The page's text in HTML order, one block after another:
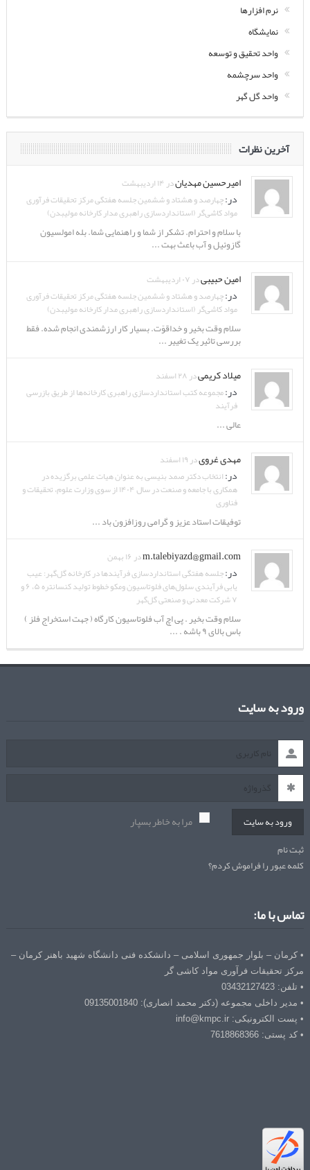
نرم افزارها
نمایشگاه
واحد تحقیق و توسعه
واحد سرچشمه
واحد گل گهر
آخرین نظرات
امیرحسین مهدیاندر ۱۴ اردیبهشت
در:چهارصد و هشتاد و ششمین جلسه هفتگی مرکز تحقیقات فرآوری
مواد کاشی‌گر (استانداردسازی راهبری مدار کارخانه مولیبدن)
با سلام و احترام. تشکر از شما و راهنمایی شما. بله امولسیون
گازوئیل و آب باعث بهت ...
امین حبیبیدر ۰۷ اردیبهشت
در:چهارصد و هشتاد و ششمین جلسه هفتگی مرکز تحقیقات فرآوری
مواد کاشی‌گر (استانداردسازی راهبری مدار کارخانه مولیبدن)
سلام وقت بخیر و خداقوّت. بسیار کار ارزشمندی انجام شده. فقط
بررسی تاثیر یک تغییر ...
میلاد کریمیدر ۲۸ اسفند
در:مجموعه کتب استانداردسازی راهبری کارخانه‌ها از طریق بازرسی
فرآیند
عالی ...
مهدی غرویدر ۱۹ اسفند
در:انتخاب دکتر صمد بنیسی به عنوان هیات علمی برگزیده در
همکاری با جامعه و صنعت در سال ۱۴۰۴ از سوی وزارت علوم، تحقیقات و
فناوری
توفیقات استاد عزیز و گرامی روزافزون باد ...
m.talebiyazd@gmail.comدر ۱۶ بهمن
در:جلسه هفتگی استانداردسازی فرآیندها در کارخانه گل‌گهر: عیب
یابی فرآیندی سلول‌های فلوتاسیون ومکو خطوط تولید کنسانتره ۵، ۶ و
۷ شرکت معدنی و صنعتی گل‌گهر
سلام وقت بخیر . پی اچ آب فلوتاسیون کارگاه ( جهت استخراج فلز )
باس بالای ۹ باشه . ...
ورود به سایت
ورود به سایت مرا به خاطر بسپار
ثبت نام
کلمه عبور را فراموش کردم؟
تماس با ما:
• کرمان – بلوار جمهوری اسلامی – دانشکده فنی دانشگاه شهید باهنر کرمان –
مرکز تحقیقات فرآوری مواد کاشی گر
• تلفن: 03432127423
• مدیر داخلی مجموعه (دکتر محمد انصاری): 09135001840
• پست الکترونیکی: info@kmpc.ir
• کد پستی: 7618868366